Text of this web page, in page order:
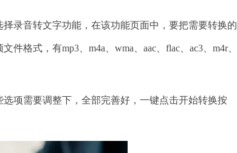
音转文字功能，在该功能页面中，要把需要转换的
格式，有mp3、m4a、wma、aac、flac、ac3、m4r、
项需要调整下，全部完善好，一键点击开始转换按